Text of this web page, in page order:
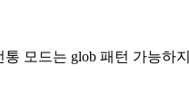
통 모드는 glob 패턴 가능하